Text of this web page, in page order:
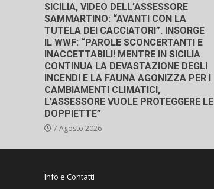
SICILIA, VIDEO DELL’ASSESSORE
SAMMARTINO: “AVANTI CON LA
TUTELA DEI CACCIATORI”. INSORGE
IL WWF: “PAROLE SCONCERTANTI E
INACCETTABILI! MENTRE IN SICILIA
CONTINUA LA DEVASTAZIONE DEGLI
INCENDI E LA FAUNA AGONIZZA PER I
CAMBIAMENTI CLIMATICI,
L’ASSESSORE VUOLE PROTEGGERE LE
DOPPIETTE”
7 Agosto 2026
Info e Contatti